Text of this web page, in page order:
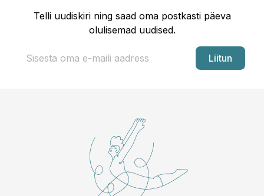
Telli uudiskiri ning saad oma postkasti päeva
olulisemad uudised.
Liitun